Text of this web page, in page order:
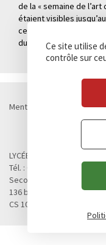
de la « semaine de
étaient visibles
centaine de
du FRAC, personnel du
Mentions légales
© Lycée
LYCÉE CHATEAUBRIAND
Tél. : 02 99 28 19 00 / Fax.
Second cycle, Abibac,
136 boulevard de Vitré
CS 10637 - 35706 RENNES
Ce site utilise
contrôle sur